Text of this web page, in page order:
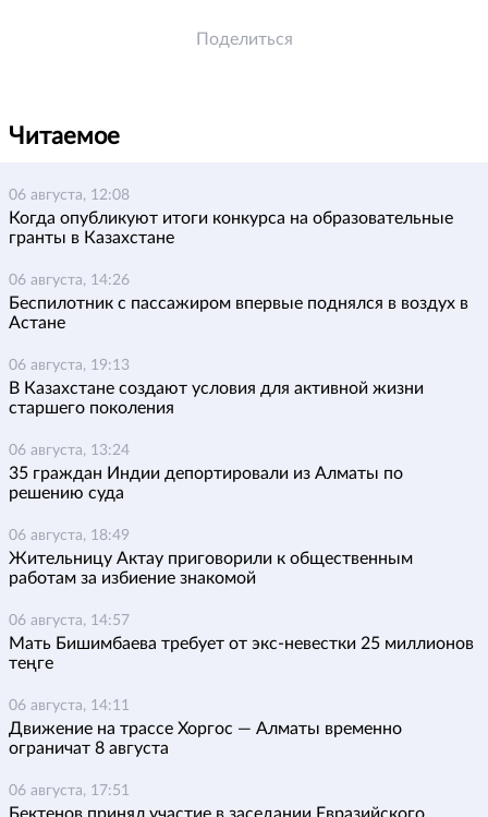
Поделиться
Читаемое
06 августа, 12:08
Когда опубликуют итоги конкурса на образовательные
гранты в Казахстане
06 августа, 14:26
Беспилотник с пассажиром впервые поднялся в воздух в
Астане
06 августа, 19:13
В Казахстане создают условия для активной жизни
старшего поколения
06 августа, 13:24
35 граждан Индии депортировали из Алматы по
решению суда
06 августа, 18:49
Жительницу Актау приговорили к общественным
работам за избиение знакомой
06 августа, 14:57
Мать Бишимбаева требует от экс-невестки 25 миллионов
теңге
06 августа, 14:11
Движение на трассе Хоргос — Алматы временно
ограничат 8 августа
06 августа, 17:51
Бектенов принял участие в заседании Евразийского